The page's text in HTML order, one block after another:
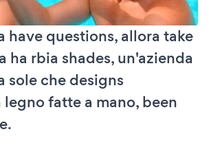
have questions, allora take
ha rbia shades, un'azienda
sole che designs
fatte a mano, been